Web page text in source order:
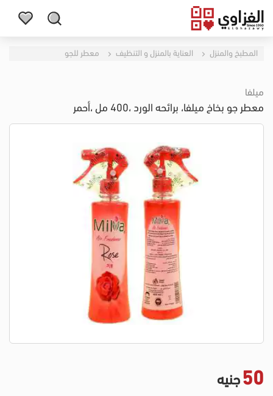
المطبخ والمنزل العناية بالمنزل و التنظيف معطر للجو
ميلفا
معطر جو بخاخ ميلفا، برائحه الورد ،400 مل ،أحمر
50جنيه